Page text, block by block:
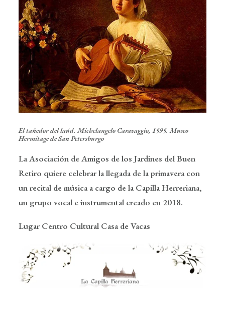
Search
El tañedor del laúd. Michelangelo Caravaggio, 1595. Museo
Hermitage de San Petersburgo
La Asociación de Amigos de los Jardines del Buen
Retiro quiere celebrar la llegada de la primavera con
un recital de música a cargo de la Capilla Herreriana,
un grupo vocal e instrumental creado en 2018.
Lugar Centro Cultural Casa de Vacas